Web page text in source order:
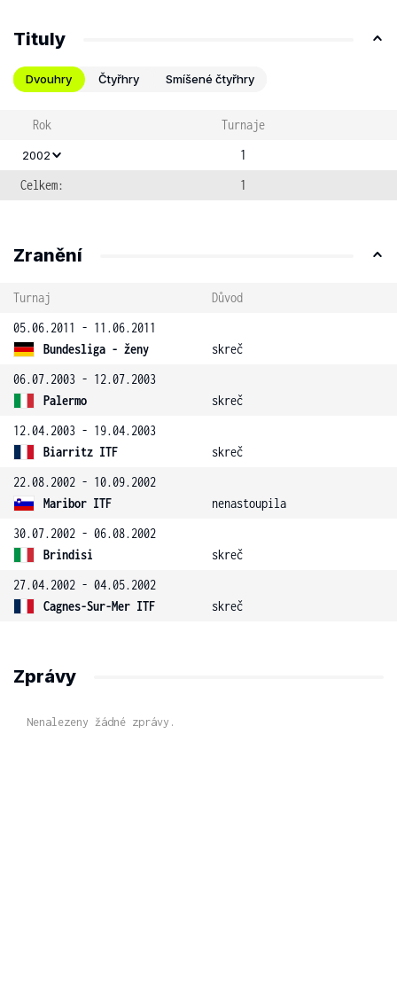
Tituly
Dvouhry Čtyřhry Smíšené čtyřhry
Rok Turnaje
2002
1
Celkem:
1
Zranění
Turnaj
Důvod
05.06.2011 - 11.06.2011
Bundesliga - ženy
skreč
06.07.2003 - 12.07.2003
Palermo
skreč
12.04.2003 - 19.04.2003
Biarritz ITF
skreč
22.08.2002 - 10.09.2002
Maribor ITF
nenastoupila
30.07.2002 - 06.08.2002
Brindisi
skreč
27.04.2002 - 04.05.2002
Cagnes-Sur-Mer ITF
skreč
Zprávy
Nenalezeny žádné zprávy.